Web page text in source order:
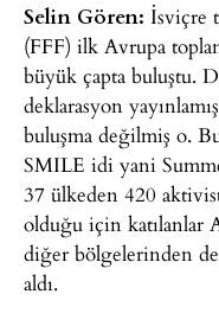
Selin Gören: İsviçre
(FFF) ilk Avrupa
büyük çapta buluştu.
deklarasyon
buluşma değilmiş o.
SMILE idi yani
37 ülkeden 420
olduğu için katılanlar
diğer bölgelerinden
aldı.